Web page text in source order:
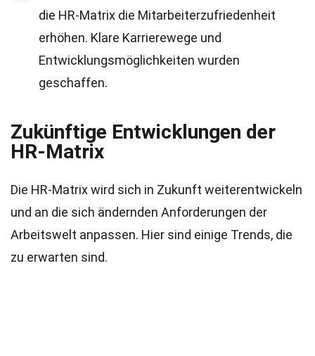
die HR-Matrix die Mitarbeiterzufriedenheit
erhöhen. Klare Karrierewege und
Entwicklungsmöglichkeiten wurden
geschaffen.
Zukünftige Entwicklungen der
HR-Matrix
Die HR-Matrix wird sich in Zukunft weiterentwickeln
und an die sich ändernden Anforderungen der
Arbeitswelt anpassen. Hier sind einige Trends, die
zu erwarten sind.